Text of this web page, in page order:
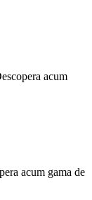
acum
acum gama de